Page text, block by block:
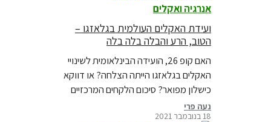
התוכנית לוועדה משום שהיא עומדת
בניגוד למדיניות התכנון והסביבה של
ישראל. כעת יחזור…
אנרגיה ואקלים
ועידת האקלים העולמית בגלאזגו –
הטוב, הרע והבלה בלה בלה
האם קופ 26, הועידה הבינלאומית לשינויי
האקלים בגלאזגו הייתה הצלחה? או דווקא
כישלון מפואר? סיכום הלקחים המרכזיים
על ידי מומחי גרינפיס
נעה פרי
18 בנובמבר 2021